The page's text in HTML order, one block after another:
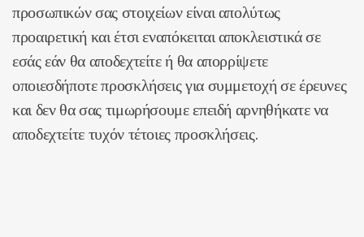
προσωπικών σας στοιχείων είναι απολύτως
προαιρετική και έτσι εναπόκειται αποκλειστικά σε
εσάς εάν θα αποδεχτείτε ή θα απορρίψετε
οποιεσδήποτε προσκλήσεις για συμμετοχή σε έρευνες
και δεν θα σας τιμωρήσουμε επειδή αρνηθήκατε να
αποδεχτείτε τυχόν τέτοιες προσκλήσεις.